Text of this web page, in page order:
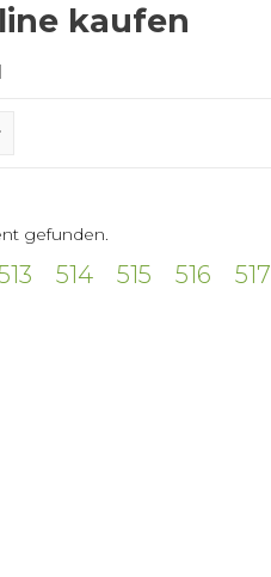
kaufen
gefunden.
514 515 516 517